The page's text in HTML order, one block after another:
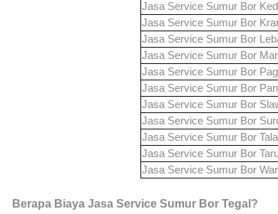
Jasa Service Sumur Bor
Jasa Service Sumur Bor
Jasa Service Sumur Bor
Jasa Service Sumur Bor
Jasa Service Sumur Bor
Jasa Service Sumur Bor
Jasa Service Sumur Bor
Jasa Service Sumur Bor
Jasa Service Sumur Bor
Jasa Service Sumur Bor
Jasa Service Sumur Bor
Berapa Biaya Jasa Service Sumur Bor Tegal?